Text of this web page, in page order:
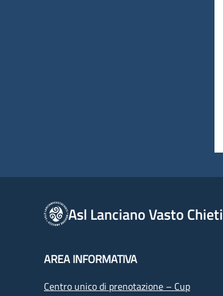
Asl Lanciano Vasto Chieti
AREA INFORMATIVA
Centro unico di prenotazione – Cup